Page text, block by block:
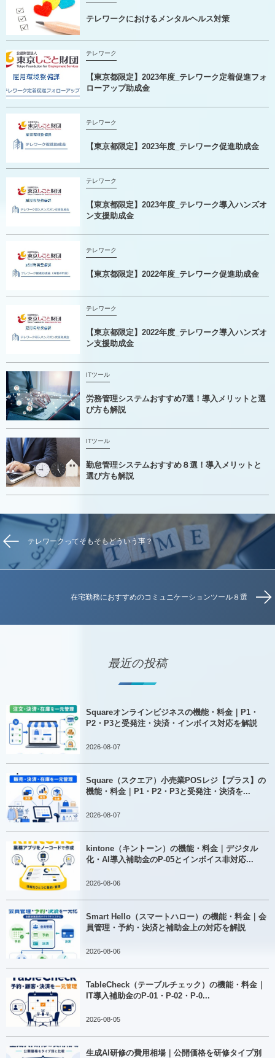
テレワークにおけるメンタルヘルス対策
テレワーク
【東京都限定】2023年度_テレワーク定着促進フォ
ローアップ助成金
テレワーク
【東京都限定】2023年度_テレワーク促進助成金
テレワーク
【東京都限定】2023年度_テレワーク導入ハンズオ
ン支援助成金
テレワーク
【東京都限定】2022年度_テレワーク促進助成金
テレワーク
【東京都限定】2022年度_テレワーク導入ハンズオ
ン支援助成金
ITツール
労務管理システムおすすめ7選！導入メリットと選
び方も解説
ITツール
勤怠管理システムおすすめ８選！導入メリットと
選び方も解説
テレワークってそもそもどういう事？
在宅勤務におすすめのコミュニケーションツール８選
最近の投稿
Squareオンラインビジネスの機能・料金｜P1・
P2・P3と受発注・決済・インボイス対応を解説
2026-08-07
Square（スクエア）小売業POSレジ【プラス】の
機能・料金｜P1・P2・P3と受発注・決済を...
2026-08-07
kintone（キントーン）の機能・料金｜デジタル
化・AI導入補助金のP-05とインボイス非対応...
2026-08-06
Smart Hello（スマートハロー）の機能・料金｜会
員管理・予約・決済と補助金上の対応を解説
2026-08-06
TableCheck（テーブルチェック）の機能・料金｜
IT導入補助金のP-01・P-02・P-0...
2026-08-05
生成AI研修の費用相場｜公開価格を研修タイプ別